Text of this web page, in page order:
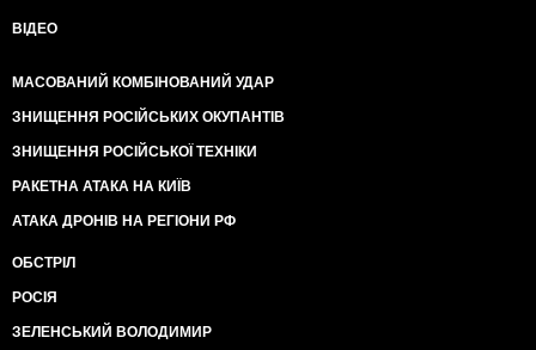
ВІДЕО
МАСОВАНИЙ КОМБІНОВАНИЙ УДАР
ЗНИЩЕННЯ РОСІЙСЬКИХ ОКУПАНТІВ
ЗНИЩЕННЯ РОСІЙСЬКОЇ ТЕХНІКИ
РАКЕТНА АТАКА НА КИЇВ
АТАКА ДРОНІВ НА РЕГІОНИ РФ
ОБСТРІЛ
РОСІЯ
ЗЕЛЕНСЬКИЙ ВОЛОДИМИР